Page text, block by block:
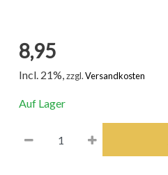
8,95
Incl. 21%,zzgl.Versandkosten
Auf Lager